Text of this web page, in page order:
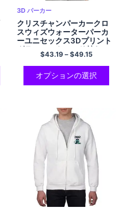
3D パーカー
クリスチャンパーカークロ
スウィズウォーターパーカ
ーユニセックス3Dプリント
グラフィックフード付きス
ウェットクロスパーカージ
ップアップクールファニー
ノベルティパーカーポケッ
ト付きポリエステルパーカ
$43.19 –$49.15
オプションの選択